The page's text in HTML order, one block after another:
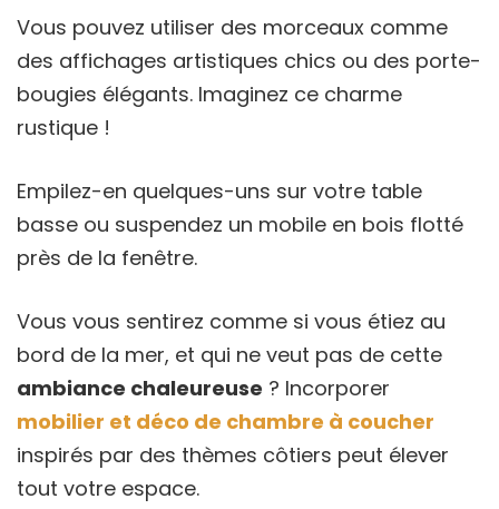
Vous pouvez utiliser des morceaux comme
des affichages artistiques chics ou des porte-
bougies élégants. Imaginez ce charme
rustique !
Empilez-en quelques-uns sur votre table
basse ou suspendez un mobile en bois flotté
près de la fenêtre.
Vous vous sentirez comme si vous étiez au
bord de la mer, et qui ne veut pas de cette
ambiance chaleureuse ? Incorporer
mobilier et déco de chambre à coucher
inspirés par des thèmes côtiers peut élever
tout votre espace.